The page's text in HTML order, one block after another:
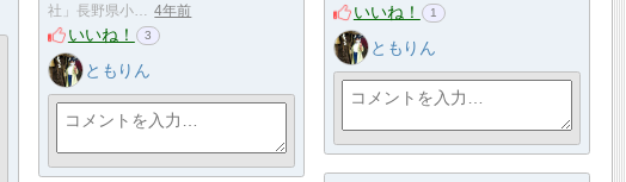
社」長野県小…
4年前
いいね！ 3
ともりん
いいね！ 1
ともりん